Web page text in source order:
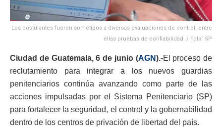
Los postulantes fueron sometidos a diversas evaluaciones de control, entre
ellas pruebas de confiabilidad. / Foto: SP
Ciudad de Guatemala, 6 de junio (AGN).-El proceso de
reclutamiento para integrar a los nuevos guardias
penitenciarios continúa avanzando como parte de las
acciones impulsadas por el Sistema Penitenciario (SP)
para fortalecer la seguridad, el control y la gobernabilidad
dentro de los centros de privación de libertad del país.